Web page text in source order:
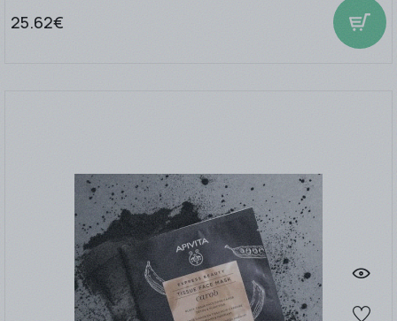
25.62€